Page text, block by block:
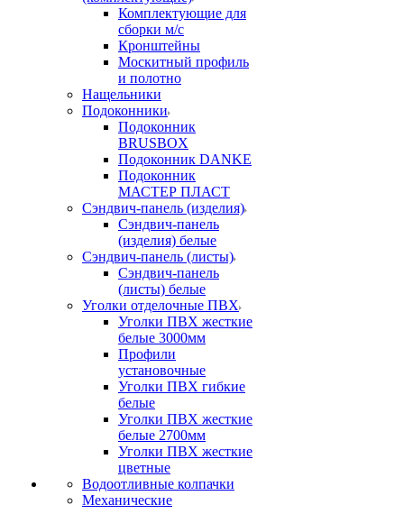
Комплектующие для
сборки м/с
Кронштейны
Москитный профиль
и полотно
Нащельники
Подоконники
Подоконник
BRUSBOX
Подоконник DANKE
Подоконник
МАСТЕР ПЛАСТ
Сэндвич-панель (изделия)
Сэндвич-панель
(изделия) белые
Сэндвич-панель (листы)
Сэндвич-панель
(листы) белые
Уголки отделочные ПВХ
Уголки ПВХ жесткие
белые 3000мм
Профили
установочные
Уголки ПВХ гибкие
белые
Уголки ПВХ жесткие
белые 2700мм
Уголки ПВХ жесткие
цветные
Водоотливные колпачки
Механические